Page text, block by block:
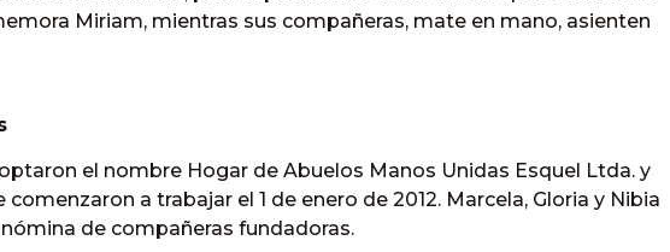
Miriam, mientras sus compañeras, mate en mano, asienten
el nombre Hogar de Abuelos Manos Unidas Esquel Ltda. y
a trabajar el 1 de enero de 2012. Marcela, Gloria y Nibia
de compañeras fundadoras.